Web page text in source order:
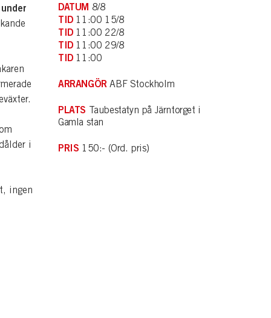
i
ingen
DATUM 8/8
TID11:00 15/8
TID11:00 22/8
TID11:00 29/8
TID11:00
ARRANGÖRABF Stockholm
PLATS Taubestatyn på Järntorget i
Gamla stan
PRIS 150:- (Ord. pris)